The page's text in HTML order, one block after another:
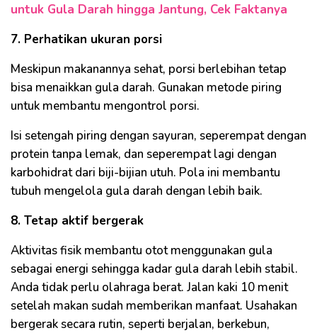
untuk Gula Darah hingga Jantung, Cek Faktanya
7. Perhatikan ukuran porsi
Meskipun makanannya sehat, porsi berlebihan tetap
bisa menaikkan gula darah. Gunakan metode piring
untuk membantu mengontrol porsi.
Isi setengah piring dengan sayuran, seperempat dengan
protein tanpa lemak, dan seperempat lagi dengan
karbohidrat dari biji-bijian utuh. Pola ini membantu
tubuh mengelola gula darah dengan lebih baik.
8. Tetap aktif bergerak
Aktivitas fisik membantu otot menggunakan gula
sebagai energi sehingga kadar gula darah lebih stabil.
Anda tidak perlu olahraga berat. Jalan kaki 10 menit
setelah makan sudah memberikan manfaat. Usahakan
bergerak secara rutin, seperti berjalan, berkebun,